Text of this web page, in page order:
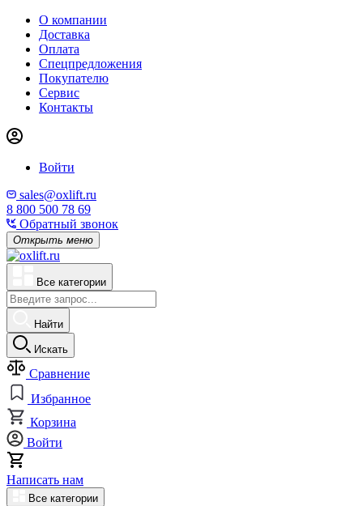
О компании
Доставка
Оплата
Спецпредложения
Покупателю
Сервис
Контакты
Войти
sales@oxlift.ru
8 800 500 78 69
Обратный звонок
Открыть меню
Все категории
Найти
Искать
Сравнение
Избранное
Корзина
Войти
Написать нам
Все категории